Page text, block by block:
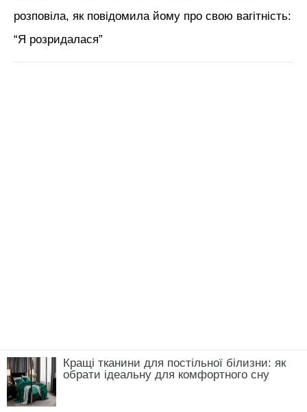
розповіла, як повідомила йому про свою вагітність:
“Я розридалася”
Кращі тканини для постільної білизни: як
обрати ідеальну для комфортного сну